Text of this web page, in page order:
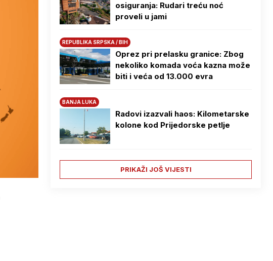
osiguranja: Rudari treću noć
proveli u jami
REPUBLIKA SRPSKA / BIH
Oprez pri prelasku granice: Zbog
nekoliko komada voća kazna može
biti i veća od 13.000 evra
BANJA LUKA
Radovi izazvali haos: Kilometarske
kolone kod Prijedorske petlje
PRIKAŽI JOŠ VIJESTI